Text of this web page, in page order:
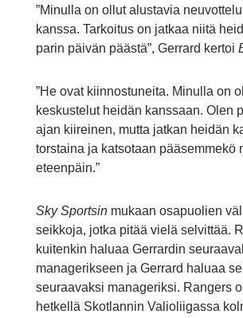
”Minulla on ollut alustavia
kanssa. Tarkoitus on jatkaa niitä
parin päivän päästä”, Gerrard kertoi
”He ovat kiinnostuneita. Minulla on
keskustelut heidän kanssaan. Olen
ajan kiireinen, mutta jatkan heidän
torstaina ja katsotaan pääsemmekö
eteenpäin.”
Sky Sportsin mukaan osapuolien
seikkoja, jotka pitää vielä selvittää.
kuitenkin haluaa Gerrardin
managerikseen ja Gerrard haluaa
seuraavaksi manageriksi. Rangers
hetkellä Skotlannin Valioliigassa